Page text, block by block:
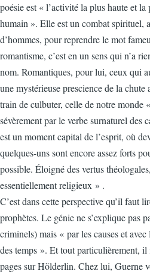
poésie est « l’activité la plus haute et la
humain ». Elle est un combat spirituel,
d’hommes, pour reprendre le mot
romantisme, c’est en un sens qui n’a
nom. Romantiques, pour lui, ceux qui
une mystérieuse prescience de la chute
train de culbuter, celle de notre monde
sévèrement par le verbe surnaturel des
est un moment capital de l’esprit, où
quelques-uns sont encore assez forts
possible. Éloigné des vertus
essentiellement religieux » .
C’est dans cette perspective qu’il faut
prophètes. Le génie ne s’explique pas
criminels) mais « par les causes et
des temps ». Et tout particulièrement, il
pages sur Hölderlin. Chez lui, Guerne